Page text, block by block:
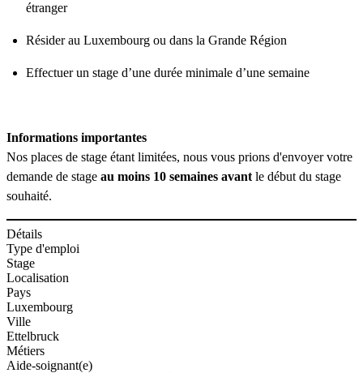
étranger
Résider au Luxembourg ou dans la Grande Région
Effectuer un stage d’une durée minimale d’une semaine
Informations importantes
Nos places de stage étant limitées, nous vous prions d'envoyer votre
demande de stage au moins 10 semaines avant le début du stage
souhaité.
Détails
Type d'emploi
Stage
Localisation
Pays
Luxembourg
Ville
Ettelbruck
Métiers
Aide-soignant(e)